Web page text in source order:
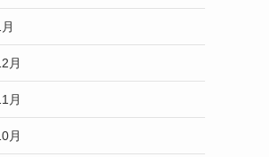
月
月
月